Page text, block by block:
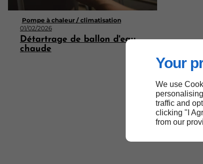
Your
We use
traffic and
clicking "I
from our
Pompe à chaleur / climatisation
01/02/2026
Détartrage de ballon d'eau
chaude